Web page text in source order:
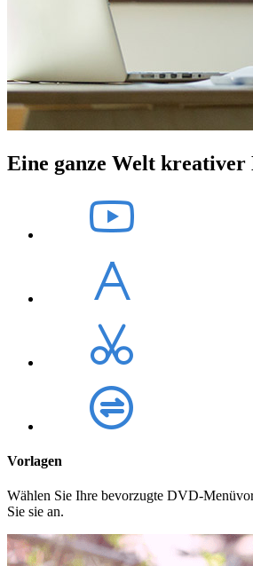
Eine ganze Welt
Vorlagen
Wählen Sie Ihre bevorzugte DVD-
Sie sie an.